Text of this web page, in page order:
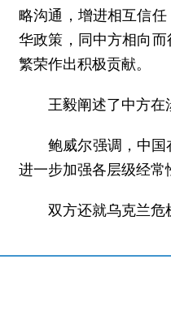
略沟通，增进相互信
华政策，同中方相向
繁荣作出积极贡献。
王毅阐述了中方
鲍威尔强调，中
进一步加强各层级经
双方还就乌克兰危